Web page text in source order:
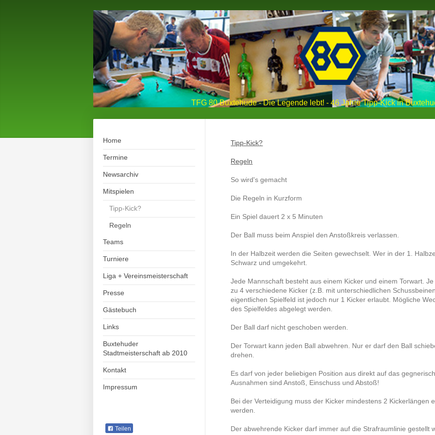
TFG 80 Buxtehude - Die Legende lebt! - 46 Jahre Tipp-Kick in
Home
Termine
Newsarchiv
Mitspielen
Tipp-Kick?
Regeln
Teams
Turniere
Liga + Vereinsmeisterschaft
Presse
Gästebuch
Links
Buxtehuder
Stadtmeisterschaft ab 2010
Kontakt
Impressum
Tipp-Kick?
Regeln
So wird's gemacht
Die Regeln in Kurzform
Ein Spiel dauert 2 x 5 Minuten
Der Ball muss beim Anspiel den Anstoßkreis verlassen.
In der Halbzeit werden die Seiten gewechselt. Wer in der 1.
Schwarz und umgekehrt.
Jede Mannschaft besteht aus einem Kicker und einem Torwart.
zu 4 verschiedene Kicker (z.B. mit unterschiedlichen
eigentlichen Spielfeld ist jedoch nur 1 Kicker erlaubt. Mögliche
des Spielfeldes abgelegt werden.
Der Ball darf nicht geschoben werden.
Der Torwart kann jeden Ball abwehren. Nur er darf den Ball
drehen.
Es darf von jeder beliebigen Position aus direkt auf das
Ausnahmen sind Anstoß, Einschuss und Abstoß!
Bei der Verteidigung muss der Kicker mindestens 2 Kickerlängen
werden.
Der abwehrende Kicker darf immer auf die Strafraumlinie gestellt
Teilen